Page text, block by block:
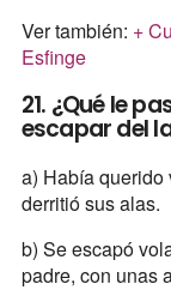
Ver también: +
Esfinge
21. ¿Qué le
escapar del
a) Había querido
derritió sus alas.
b) Se escapó
padre, con unas